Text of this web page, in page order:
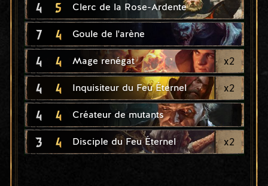
4 5 Clerc de la Rose-Ardente
7 4 Goule de l'arène
4 4 Mage renégat x2
4 4 Inquisiteur du Feu Éternel x2
4 4 Créateur de mutants
3 4 Disciple du Feu Éternel x2